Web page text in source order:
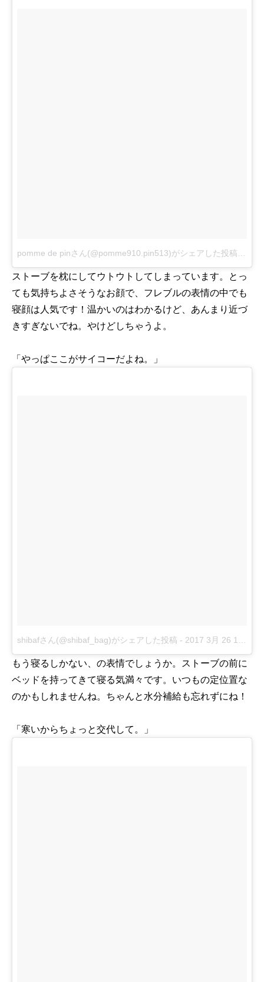
pomme de pinさん(@pomme910.pin513)がシェアした投稿
-
ストーブを枕にしてウトウトしてしまっています。とっ
ても気持ちよさそうなお顔で、フレブルの表情の中でも
寝顔は人気です！温かいのはわかるけど、あんまり近づ
きすぎないでね。やけどしちゃうよ。
「やっぱここがサイコーだよね。」
shibafさん(@shibaf_bag)がシェアした投稿 - 2017 3月 26 12:10午前 PDT
もう寝るしかない、の表情でしょうか。ストーブの前に
ベッドを持ってきて寝る気満々です。いつもの定位置な
のかもしれませんね。ちゃんと水分補給も忘れずにね！
「寒いからちょっと交代して。」